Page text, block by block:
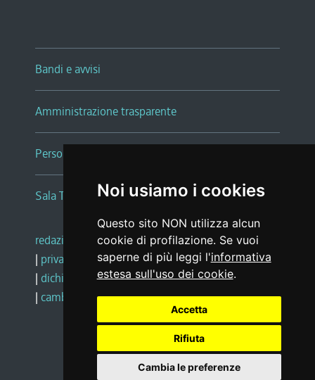
Noi usiamo i cookies
Questo sito NON utilizza alcun
cookie di profilazione. Se vuoi
saperne di più leggi l'informativa
estesa sull'uso dei cookie.
Accetta
Rifiuta
Cambia le preferenze
Bandi e avvisi
Amministrazione trasparente
Persone e Uffici
Sala Tiziano Tessitori
redazione web |note legali |glossario
| privacy
social media policy
| dichiarazione di accessibilità |feedback
| cambio preferenze cookie
Realizzato da